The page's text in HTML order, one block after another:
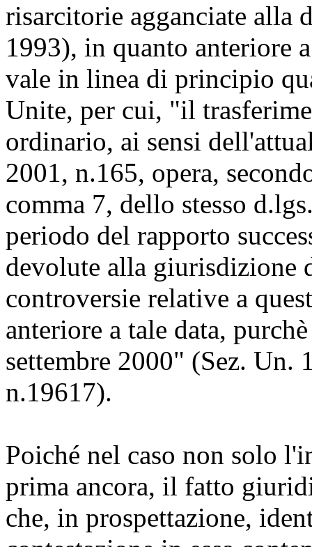
risarcitorie agganciate alla
1993), in quanto anteriore
vale in linea di principio
Unite, per cui, "il
ordinario, ai sensi
2001, n.165, opera,
comma 7, dello stesso
periodo del rapporto
devolute alla giurisdizione
controversie relative a
anteriore a tale data,
settembre 2000" (Sez. Un.
n.19617).
Poiché nel caso non solo
prima ancora, il fatto
che, in prospettazione,